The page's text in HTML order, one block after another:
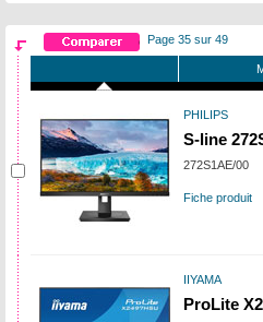
Page 35 sur 49
PHILIPS
S-line
272S1AE/00
Fiche produit
IIYAMA
ProLite